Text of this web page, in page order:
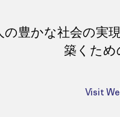
の豊かな社会の実
築くため
Visit